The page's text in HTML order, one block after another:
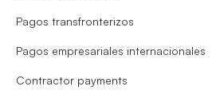
Pagos transfronterizos
Pagos empresariales internacionales
Contractor payments